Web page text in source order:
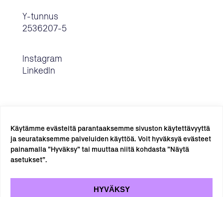
Käytämme evästeitä parantaaksemme sivuston käytettävyyttä
ja seurataksemme palveluiden käyttöä. Voit hyväksyä evästeet
painamalla ”Hyväksy” tai muuttaa niitä kohdasta ”Näytä
asetukset”.
HYVÄKSY
Y-tunnus
2536207-5
Instagram
LinkedIn
TILAA UUTISKIRJE →